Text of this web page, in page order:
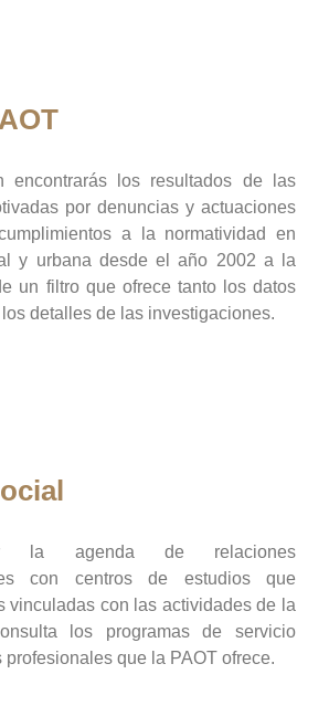
encontrarás los resultados de las
por denuncias y actuaciones
a la normatividad en
y urbana desde el año 2002 a la
un filtro que ofrece tanto los datos
detalles de las investigaciones.
la agenda de relaciones
con centros de estudios que
vinculadas con las actividades de la
los programas de servicio
que la PAOT ofrece.